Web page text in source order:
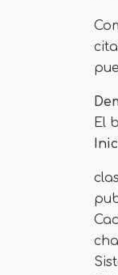
El